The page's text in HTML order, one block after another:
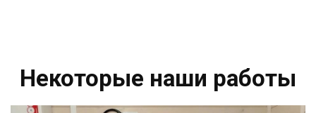
Некоторые наши работы​